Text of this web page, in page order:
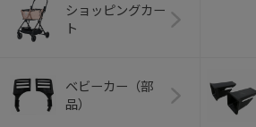
ショッピングカー
ト
ベビーカー（部
品）